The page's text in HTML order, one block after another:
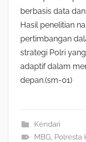
berbasis data
Hasil penelitian
pertimbangan
strategi Polri
adaptif dalam
depan.(sm-01)
Kendari
MBG, Polresta